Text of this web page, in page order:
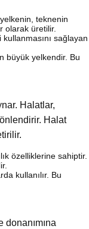
teknenin
olarak üretilir.
sağlayan
büyük yelkendir. Bu
Halatlar,
Halat
özelliklerine sahiptir.
kullanılır. Bu